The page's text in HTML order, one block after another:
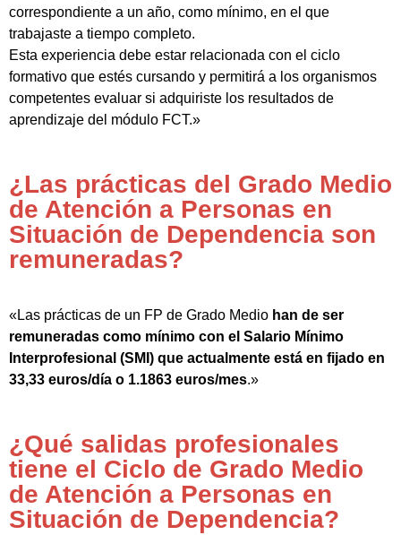
correspondiente a un año, como mínimo, en el que
trabajaste a tiempo completo.
Esta experiencia debe estar relacionada con el ciclo
formativo que estés cursando y permitirá a los organismos
competentes evaluar si adquiriste los resultados de
aprendizaje del módulo FCT.»
¿Las prácticas del Grado Medio
de Atención a Personas en
Situación de Dependencia son
remuneradas?
«Las prácticas de un FP de Grado Medio han de ser
remuneradas como mínimo con el Salario Mínimo
Interprofesional (SMI) que actualmente está en fijado en
33,33 euros/día o 1.1863 euros/mes.»
¿Qué salidas profesionales
tiene el Ciclo de Grado Medio
de Atención a Personas en
Situación de Dependencia?